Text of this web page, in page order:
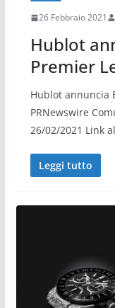
26 Febbraio 2021
Hublot
Premier
Hublot annuncia
PRNewswire
26/02/2021 Link
Leggi tutto